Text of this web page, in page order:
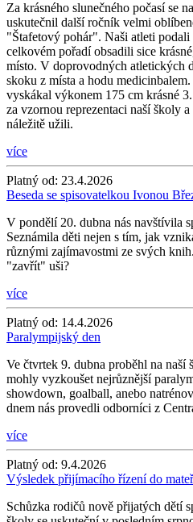
Za krásného slunečného počasí se
uskutečnil další ročník velmi
"Štafetový pohár". Naši atleti
celkovém pořadí obsadili sice
místo. V doprovodných atletických
skoku z místa a hodu
vyskákal výkonem 175 cm krásné
za vzornou reprezentaci naší školy
náležitě užili.
více
Platný od: 23.4.2026
Beseda se spisovatelkou Ivonou
V pondělí 20. dubna nás navštívila
Seznámila děti nejen s tím, jak
různými zajímavostmi ze svých
"zavřít" uši?
více
Platný od: 14.4.2026
Paralympijský den
Ve čtvrtek 9. dubna proběhl na naší
mohly vyzkoušet nejrůznější
showdown, goalball, anebo
dnem nás provedli odborníci z
více
Platný od: 9.4.2026
Výsledek přijímacího řízení do
Schůzka rodičů nově přijatých dětí